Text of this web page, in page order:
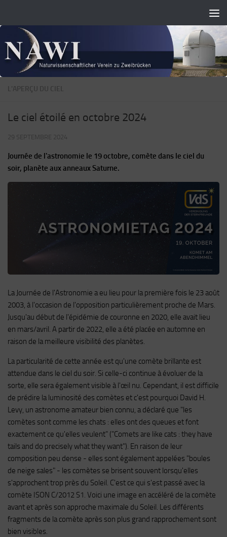
L'APERÇU DU CIEL
Le ciel étoilé en octobre 2024
29 SEPTEMBRE 2024
Journée de l'astronomie le 19 octobre, comète dans le ciel du
soir, planète aux anneaux Saturne.
La Journée de l'Astronomie a eu lieu pour la première fois le 23 août
2003, à l'occasion de l'opposition particulièrement proche de Mars.
Jusqu'au début de l'épidémie de couronne en 2020, elle avait lieu
en mars/avril. A partir de 2022, elle a été placée en automne en
raison de la meilleure visibilité des planètes.
La particularité de cette année est qu'une comète brillante est
attendue dans le ciel du soir. Si celle-ci continue à évoluer de la
sorte, elle sera également visible à l'œil nu. Cependant, il est difficile
de prédire la luminosité des comètes et c'est pourquoi David H.
Levy, un astronome amateur bien connu, a déclaré que "les
comètes sont comme les chats : elles ont des queues et font
exactement ce qu'elles veulent" ("Comets are like cats : they have
tails and do precisely what they want"). En raison de leur
composition peu dense - elles sont également appelées "boules
de neige sales" - les comètes se brisent souvent lorsqu'elles
s'approchent trop près du Soleil. C'est ce qui s'est passé avec la
comète ISON C/2012 S1. Voici une image en accéléré de la comète
avant et après son approche maximale du Soleil. Les différents
fragments de la comète après son plus grand rapprochement sont
bien visibles.